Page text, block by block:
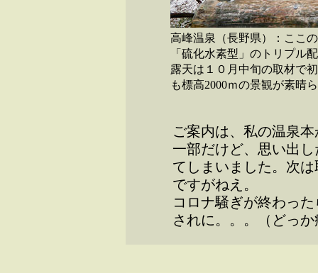
高峰温泉（長野県）：ここ
「硫化水素型」のトリプル
露天は１０月中旬の取材で
も標高2000ｍの景観が素晴
ご案内は、私の温泉
一部だけど、思い出
てしまいました。次
ですがねえ。
コロナ騒ぎが終わっ
されに。。。（どっ